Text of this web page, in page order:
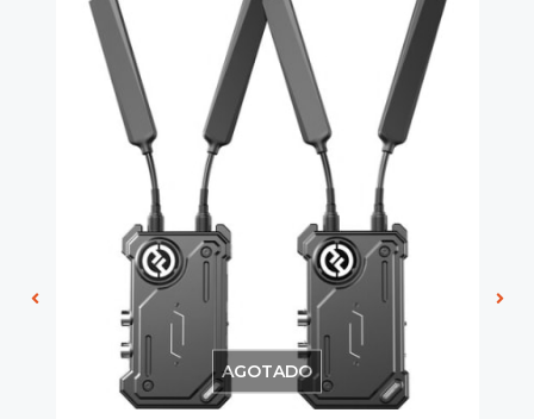
AGOTADO